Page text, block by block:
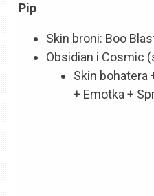
Pip
Skin broni: Boo
Obsidian i Cosmic
Skin bohatera
+ Emotka +